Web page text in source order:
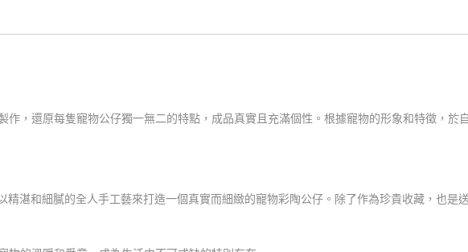
作，還原每隻寵物公仔獨一無二的特點，成品真實且充滿個性。根據寵物的形象和特徵，於
湛和細膩的全人手工藝來打造一個真實而細緻的寵物彩陶公仔。除了作為珍貴收藏，也是